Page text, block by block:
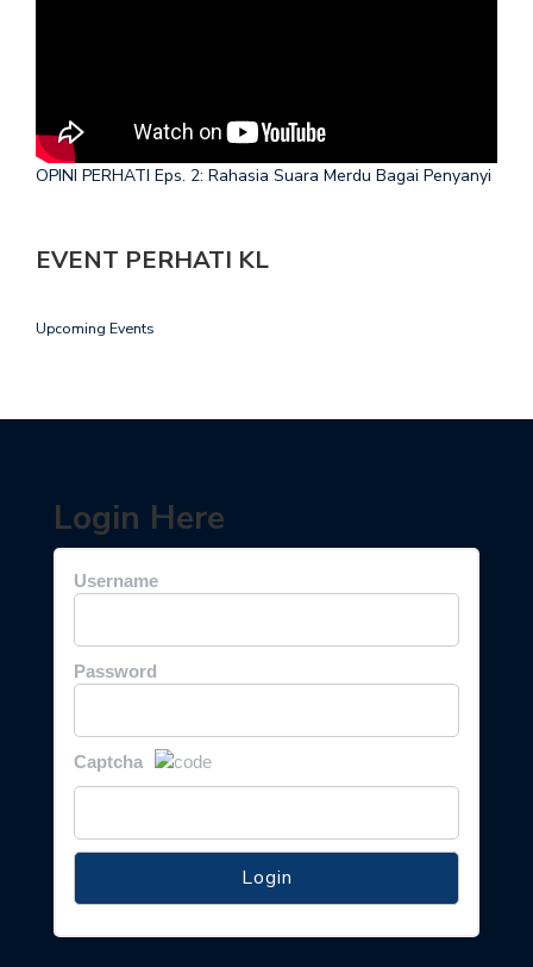
OPINI PERHATI Eps. 2: Rahasia Suara Merdu Bagai Penyanyi
EVENT PERHATI KL
Upcoming Events
Login Here
Username
Password
Captcha